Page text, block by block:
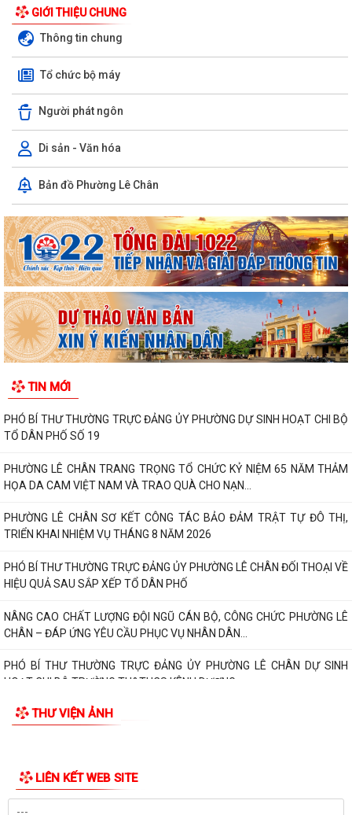
GIỚI THIỆU CHUNG
Thông tin chung
Tổ chức bộ máy
Người phát ngôn
Di sản - Văn hóa
Bản đồ Phường Lê Chân
TIN MỚI
DANH SÁCH CÔNG KHAI HỘ KINH DOANH TRẠNG THÁI 06 - NGƯỜI NỘP
THUẾ KHÔNG HOẠT ĐỘNG TẠI ĐỊA CHỈ ĐÃ...
DANH SÁCH CÔNG KHAI DN TRẠNG THÁI 03 - NNT NGỪNG HOẠT
ĐỘNG NHƯNG CHƯA HOÀN THÀNH THỦ TỤC CHẤM DỨT...
PHƯỜNG LÊ CHÂN TIẾP NHẬN KIẾN NGHỊ CỦA DOANH NGHIỆP, HỢP
TÁC XÃ, HỘ KINH DOANH TRƯỚC HỘI NGHỊ ĐỐI...
PHƯỜNG LÊ CHÂN TỔ CHỨC HỘI NGHỊ BAN ĐẠI DIỆN HỘI ĐỒNG QUẢN
PHÓ BÍ THƯ THƯỜNG TRỰC ĐẢNG ỦY PHƯỜNG DỰ SINH HOẠT CHI BỘ
TỔ DÂN PHỐ SỐ 19
HỌA DA CAM VIỆT NAM VÀ TRAO QUÀ CHO NẠN...
TRIỂN KHAI NHIỆM VỤ THÁNG 8 NĂM 2026
HIỆU QUẢ SAU SẮP XẾP TỔ DÂN PHỐ
CHÂN – ĐÁP ỨNG YÊU CẦU PHỤC VỤ NHÂN DÂN...
HOẠT CHI BỘ TRƯỜNG TH&THCS KÊNH DƯƠNG
BỘ CÁC LÔ SẢN PHẨM NƯỚC RỬA TAY DẠNG...
PHƯỜNG LÊ CHÂN TRIỂN KHAI ĐỢT CAO ĐIỂM 90 NGÀY TĂNG TỐC
THƯ VIỆN ẢNH